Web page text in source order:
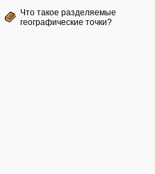
Что такое разделяемые
географические точки?